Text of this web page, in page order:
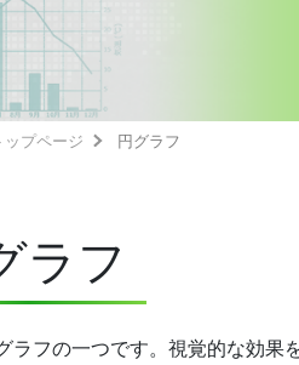
プページ 円グラフ
ラフ
フの一つです。視覚的な効果